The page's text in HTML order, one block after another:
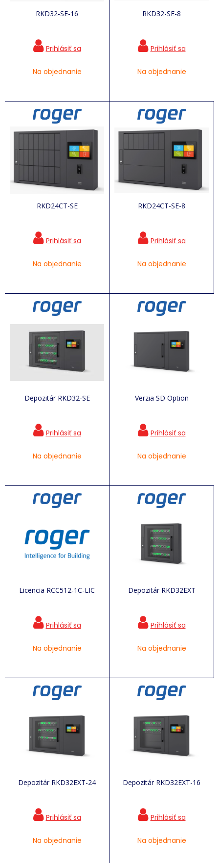
RKD32-SE-16
Na objednanie
RKD32-SE-8
Na objednanie
RKD24CT-SE
Na objednanie
RKD24CT-SE-8
Na objednanie
Depozitár RKD32-SE
Na objednanie
Verzia SD Option
Na objednanie
Licencia RCC512-1C-LIC
Na objednanie
Depozitár RKD32EXT
Na objednanie
Depozitár RKD32EXT-24
Na objednanie
Depozitár RKD32EXT-16
Na objednanie